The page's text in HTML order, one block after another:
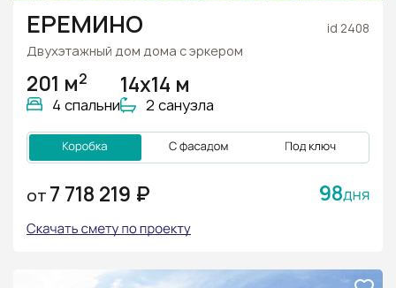
ЕРЕМИНО id 2408
Двухэтажный дом дома с эркером
201 м2
4 спальни
14х14 м
2 санузла
ОТ 7 718 219 ₽ 98